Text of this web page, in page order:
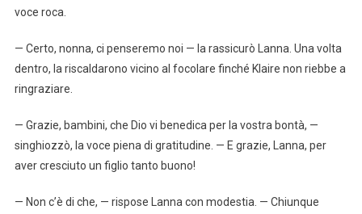
voce roca.
— Certo, nonna, ci penseremo noi — la rassicurò Lanna. Una volta
dentro, la riscaldarono vicino al focolare finché Klaire non riebbe a
ringraziare.
— Grazie, bambini, che Dio vi benedica per la vostra bontà, —
singhiozzò, la voce piena di gratitudine. — E grazie, Lanna, per
aver cresciuto un figlio tanto buono!
— Non c’è di che, — rispose Lanna con modestia. — Chiunque